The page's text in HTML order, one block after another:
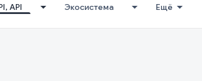
API Экосистема Ещё